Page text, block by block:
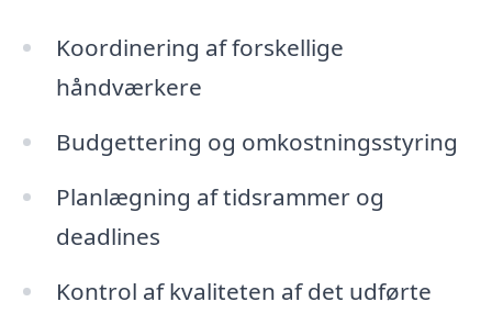
Koordinering af forskellige
håndværkere
Budgettering og omkostningsstyring
Planlægning af tidsrammer og
deadlines
Kontrol af kvaliteten af det udførte